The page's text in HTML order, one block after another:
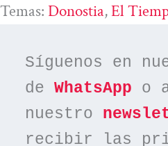
Temas: Donostia, El
Síguenos en
de WhatsApp o
nuestro
recibir las